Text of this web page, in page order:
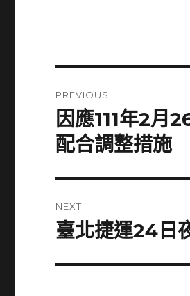
navigation
PREVIOUS
Previous
post:
因應111年2月
配合調整措施
NEXT
Next
臺北捷運24日